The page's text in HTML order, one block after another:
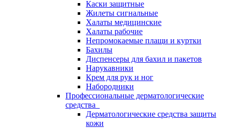
Каски защитные
Жилеты сигнальные
Халаты медицинские
Халаты рабочие
Непромокаемые плащи и куртки
Бахилы
Диспенсеры для бахил и пакетов
Нарукавники
Крем для рук и ног
Набородники
Профессиональные дерматологические
средства
Дерматологические средства защиты
кожи